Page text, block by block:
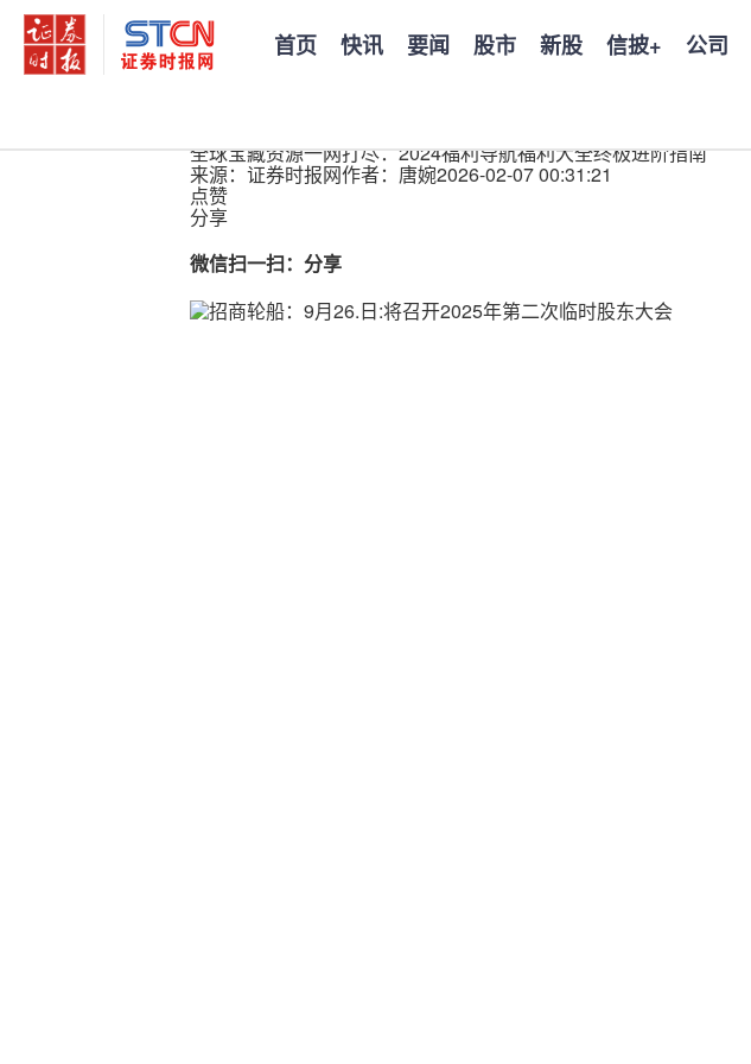
首页 快讯 要闻 股市 新股 信披+ 公司
全球宝藏资源一网打尽：2024福利导航福利大全终极进阶指南
来源：证券时报网作者：唐婉2026-02-07 00:31:21
点赞
分享
微信扫一扫：分享